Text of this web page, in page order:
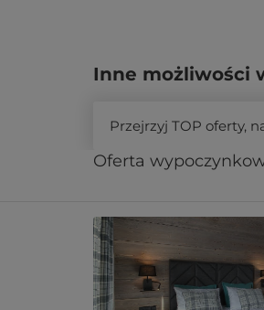
Oferta
Inne możliwości
Przejrzyj TOP oferty,